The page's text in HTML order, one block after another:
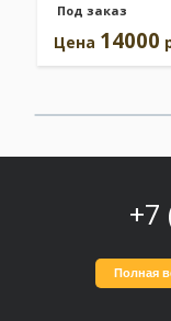
Под заказ
Цена 14000
+7
Полная